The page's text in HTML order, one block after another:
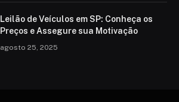
Leilão de Veículos em SP: Conheça os
Preços e Assegure sua Motivação
agosto 25, 2025